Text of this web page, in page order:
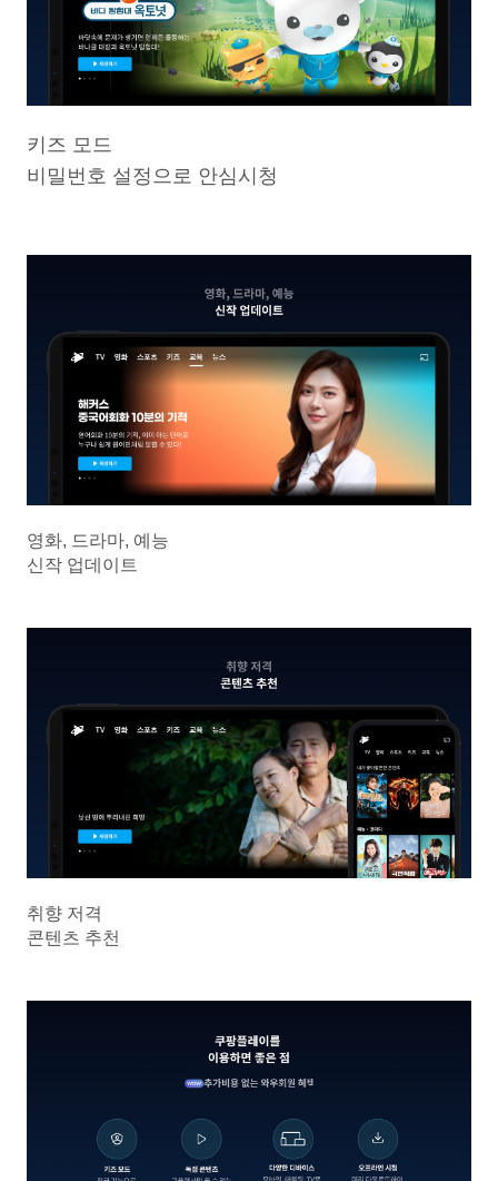
키즈 모드
비밀번호 설정으로 안심시청
영화, 드라마, 예능
신작 업데이트
취향 저격
콘텐츠 추천